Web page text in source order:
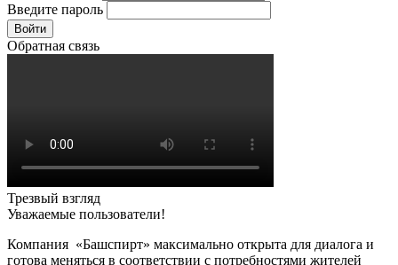
Введите пароль
Войти
Обратная связь
Трезвый взгляд
Уважаемые пользователи!
Компания «Башспирт» максимально открыта для диалога и
готова меняться в соответствии с потребностями жителей